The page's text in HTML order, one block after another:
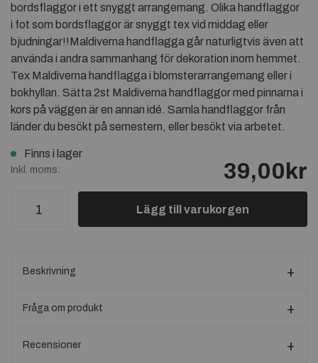
bordsflaggor i ett snyggt arrangemang. Olika handflaggor
i fot som bordsflaggor är snyggt tex vid middag eller
bjudningar!!Maldiverna handflagga går naturligtvis även att
använda i andra sammanhang för dekoration inom hemmet.
Tex Maldiverna handflagga i blomsterarrangemang eller i
bokhyllan. Sätta 2st Maldiverna handflaggor med pinnarna i
kors på väggen är en annan idé. Samla handflaggor från
länder du besökt på semestern, eller besökt via arbetet.
Finns i lager
Inkl. moms: 39,00kr
Lägg till varukorgen
Beskrivning
Fråga om produkt
Recensioner